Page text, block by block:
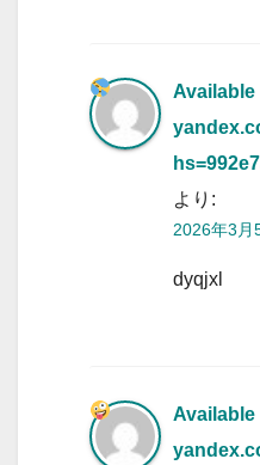
Available
より:
2026年3月
dyqjxl
Available